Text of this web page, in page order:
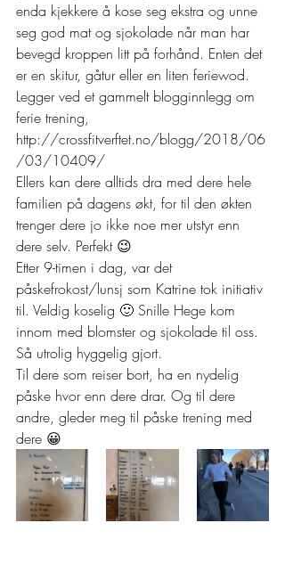
enda kjekkere å kose seg ekstra og unne
seg god mat og sjokolade når man har
bevegd kroppen litt på forhånd. Enten det
er en skitur, gåtur eller en liten feriewod.
Legger ved et gammelt blogginnlegg om
ferie trening,
http://crossfitverftet.no/blogg/2018/06
/03/10409/
Ellers kan dere alltids dra med dere hele
familien på dagens økt, for til den økten
trenger dere jo ikke noe mer utstyr enn
dere selv. Perfekt 😉
Etter 9-timen i dag, var det
påskefrokost/lunsj som Katrine tok initiativ
til. Veldig koselig 🙂 Snille Hege kom
innom med blomster og sjokolade til oss.
Så utrolig hyggelig gjort.
Til dere som reiser bort, ha en nydelig
påske hvor enn dere drar. Og til dere
andre, gleder meg til påske trening med
dere 😀